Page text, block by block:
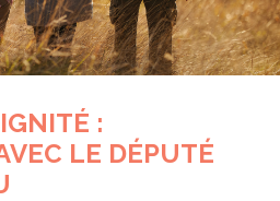
:
LE DÉPUTÉ